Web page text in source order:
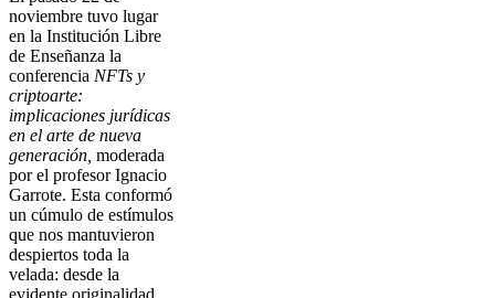
noviembre tuvo lugar
en la Institución Libre
de Enseñanza la
conferencia NFTs y
criptoarte:
implicaciones jurídicas
en el arte de nueva
generación, moderada
por el profesor Ignacio
Garrote. Esta conformó
un cúmulo de estímulos
que nos mantuvieron
despiertos toda la
velada: desde la
evidente originalidad